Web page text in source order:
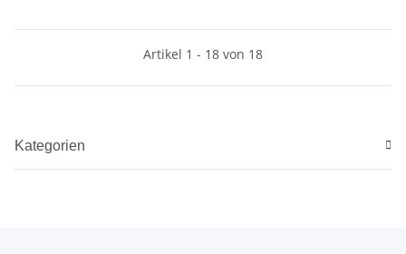
Artikel 1 - 18 von 18
Kategorien